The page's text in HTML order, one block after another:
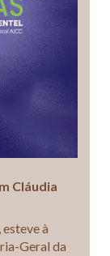
Cláudia
à
Geral da